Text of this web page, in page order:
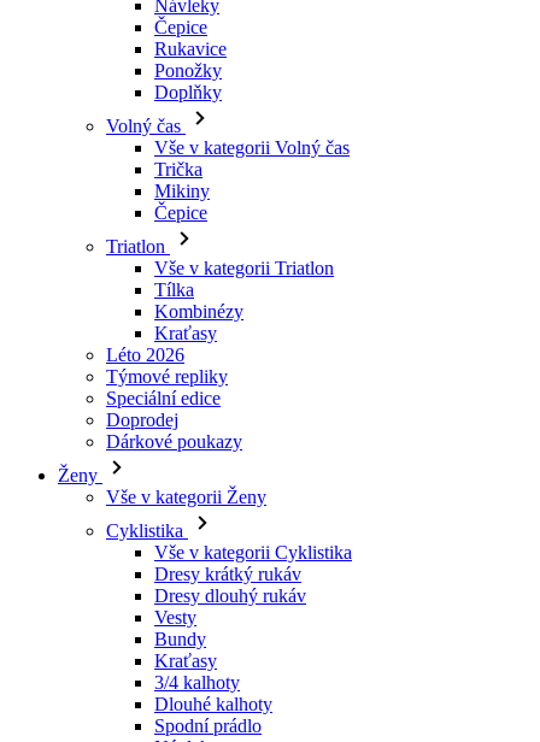
Volný čas
Vše v kategorii Volný čas
Trička
Mikiny
Čepice
Triatlon
Vše v kategorii Triatlon
Tílka
Kombinézy
Kraťasy
Léto 2026
Týmové repliky
Speciální edice
Doprodej
Dárkové poukazy
Ženy
Vše v kategorii Ženy
Cyklistika
Vše v kategorii Cyklistika
Dresy dlouhý rukáv
Vesty
Bundy
Kraťasy
3/4 kalhoty
Dlouhé kalhoty
Spodní prádlo
Návleky
Čepice
Rukavice
Ponožky
Doplňky